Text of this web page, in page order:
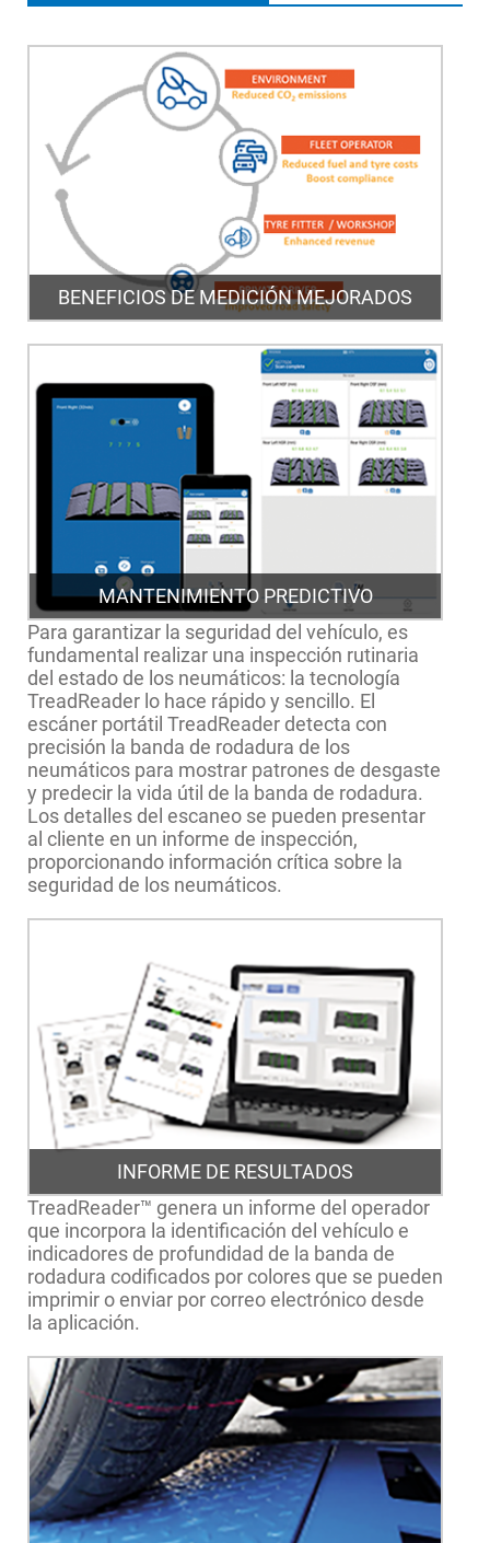
BENEFICIOS DE MEDICIÓN MEJORADOS
MANTENIMIENTO PREDICTIVO
Para garantizar la seguridad del vehículo, es
fundamental realizar una inspección rutinaria
del estado de los neumáticos: la tecnología
TreadReader lo hace rápido y sencillo. El
escáner portátil TreadReader detecta con
precisión la banda de rodadura de los
neumáticos para mostrar patrones de desgaste
y predecir la vida útil de la banda de rodadura.
Los detalles del escaneo se pueden presentar
al cliente en un informe de inspección,
proporcionando información crítica sobre la
seguridad de los neumáticos.
INFORME DE RESULTADOS
TreadReader™ genera un informe del operador
que incorpora la identificación del vehículo e
indicadores de profundidad de la banda de
rodadura codificados por colores que se pueden
imprimir o enviar por correo electrónico desde
la aplicación.